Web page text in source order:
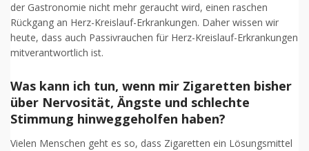
der Gastronomie nicht mehr geraucht wird, einen raschen
Rückgang an Herz-Kreislauf-Erkrankungen. Daher wissen wir
heute, dass auch Passivrauchen für Herz-Kreislauf-Erkrankungen
mitverantwortlich ist.
Was kann ich tun, wenn mir Zigaretten bisher
über Nervosität, Ängste und schlechte
Stimmung hinweggeholfen haben?
Vielen Menschen geht es so, dass Zigaretten ein Lösungsmittel